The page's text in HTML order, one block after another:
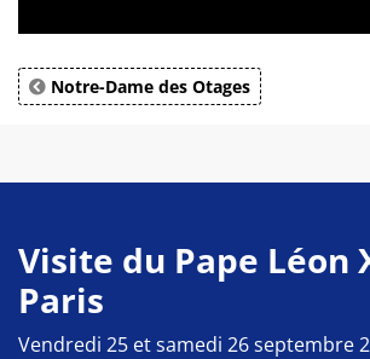
Notre-Dame des Otages
Visite du Pape Léon
Paris
Vendredi 25 et samedi 26 septembre